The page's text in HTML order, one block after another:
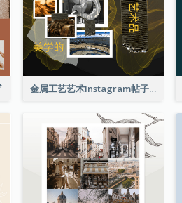
金属工艺艺术Instagram帖子